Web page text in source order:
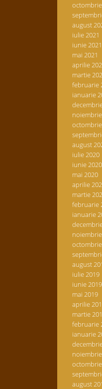
august
iulie 2021
iunie 2021
mai 2021
aprilie
martie
februarie
ianuarie
august
iulie 2020
iunie 2020
mai 2020
aprilie
martie
februarie
ianuarie
august
iulie 2019
iunie 2019
mai 2019
aprilie
martie
februarie
ianuarie
august